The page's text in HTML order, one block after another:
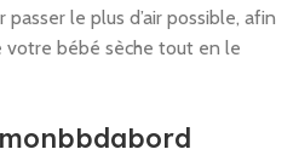
le plus d’air possible, afin
votre bébé sèche tout en le